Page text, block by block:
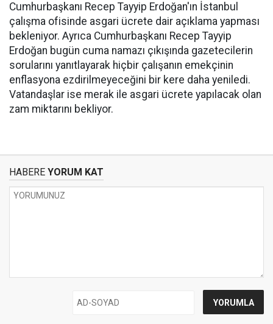
Cumhurbaşkanı Recep Tayyip Erdoğan'ın İstanbul
çalışma ofisinde asgari ücrete dair açıklama yapması
bekleniyor. Ayrıca Cumhurbaşkanı Recep Tayyip
Erdoğan bugün cuma namazı çıkışında gazetecilerin
sorularını yanıtlayarak hiçbir çalışanın emekçinin
enflasyona ezdirilmeyeceğini bir kere daha yeniledi.
Vatandaşlar ise merak ile asgari ücrete yapılacak olan
zam miktarını bekliyor.
HABERE YORUM KAT